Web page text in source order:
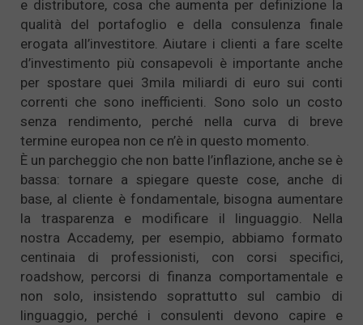
e distributore, cosa che aumenta per definizione la
qualità del portafoglio e della consulenza finale
erogata all’investitore. Aiutare i clienti a fare scelte
d’investimento più consapevoli è importante anche
per spostare quei 3mila miliardi di euro sui conti
correnti che sono inefficienti. Sono solo un costo
senza rendimento, perché nella curva di breve
termine europea non ce n’è in questo momento.
È un parcheggio che non batte l’inflazione, anche se è
bassa: tornare a spiegare queste cose, anche di
base, al cliente è fondamentale, bisogna aumentare
la trasparenza e modificare il linguaggio. Nella
nostra Accademy, per esempio, abbiamo formato
centinaia di professionisti, con corsi specifici,
roadshow, percorsi di finanza comportamentale e
non solo, insistendo soprattutto sul cambio di
linguaggio, perché i consulenti devono capire e